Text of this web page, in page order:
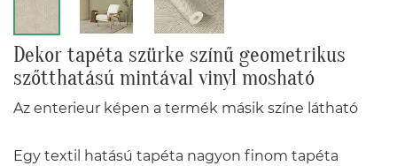
Dekor tapéta szürke színű geometrikus
szőtthatású mintával vinyl mosható
Az enterieur képen a termék másik színe látható
Egy textil hatású tapéta nagyon finom tapéta